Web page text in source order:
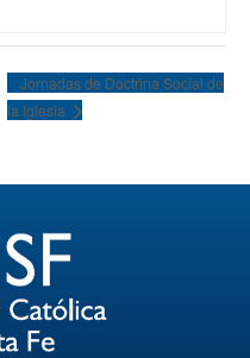
Jornadas de Doctrina Social de
la Iglesia